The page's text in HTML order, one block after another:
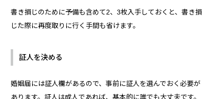
書き損じのために予備も含めて2、3枚入手しておくと、書き損
じた際に再度取りに行く手間も省けます。
証人を決める
婚姻届には証人欄があるので、事前に証人を選んでおく必要が
あります。証人は成人であれば、基本的に誰でも大丈夫です。